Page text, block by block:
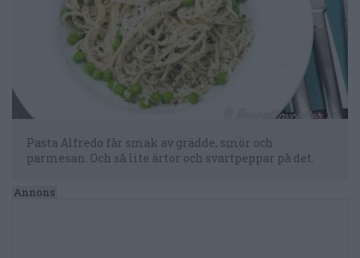
Pasta Alfredo får smak av grädde, smör och
parmesan. Och så lite ärtor och svartpeppar på det.